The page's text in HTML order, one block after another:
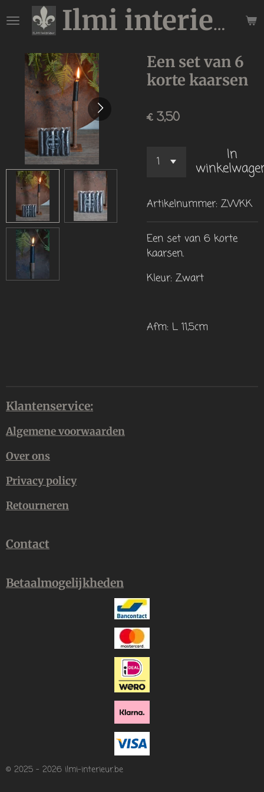
direct
hoofdinhoud
Ilmi interieur
Een set van 6
korte kaarsen
€ 3,50
In
Artikelnummer: ZWKK
Een set van 6 korte
kaarsen.
Kleur: Zwart
Afm: L 11,5cm
Klantenservice:
Algemene voorwaarden
Over ons
Privacy policy
Retourneren
Contact
Betaalmogelijkheden
© 2025 - 2026 ilmi-interieur.be